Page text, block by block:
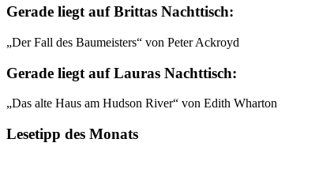
Gerade liegt auf Brittas Nachttisch:
„Der Fall des Baumeisters“ von Peter Ackroyd
Gerade liegt auf Lauras Nachttisch:
„Das alte Haus am Hudson River“ von Edith Wharton
Lesetipp des Monats